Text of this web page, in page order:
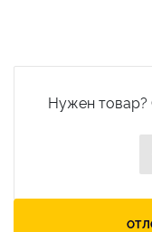
Нужен товар?